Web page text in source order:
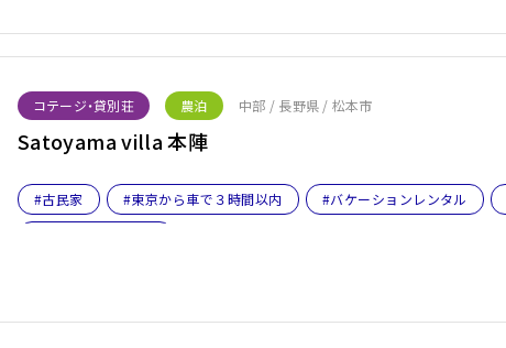
コテージ・貸別荘 農泊 中部 / 長野県 / 松本市
Satoyama villa 本陣
#古民家 #東京から車で３時間以内 #バケーションレンタル